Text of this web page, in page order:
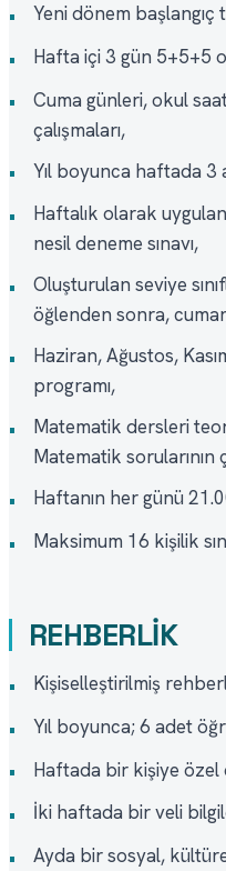
•
Yeni dönem
•
Hafta içi 3 gün 5+5+5
•
Cuma günleri, okul
çalışmaları,
•
Yıl boyunca haftada
•
Haftalık olarak
nesil deneme sınavı,
•
Oluşturulan seviye
öğlenden sonra,
•
Haziran, Ağustos,
programı,
•
Matematik dersleri
Matematik sorularının
•
Haftanın her günü
•
Maksimum 16 kişilik
REHBERLİK
•
Kişiselleştirilmiş
•
Yıl boyunca; 6 adet
•
Haftada bir kişiye özel
•
İki haftada bir veli
•
Ayda bir sosyal,